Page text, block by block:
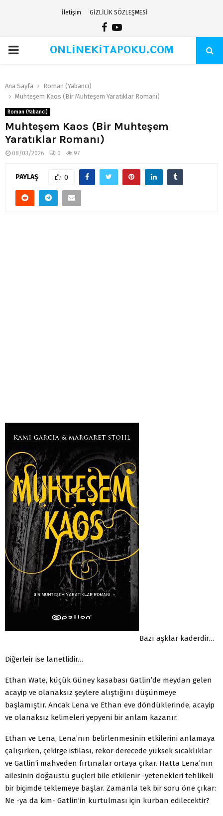
İletişim GİZLİLİK SÖZLEŞMESİ
Facebook
Youtube
PRIMARYONLİNEKİTAPOKU.COM
Ana Sayfa
Roman (Yabancı)
Muhteşem Kaos (Bir Muhteşem Yaratıklar Romanı)
Roman (Yabancı)
Muhteşem Kaos (Bir Muhteşem
Yaratıklar Romanı)
08/03/2026 0 97
PAYLAŞ 0
Bazı aşklar kaderdir…
Diğerleir ise lanetlidir…
Ethan Wate, küçük Güney kasabası Gatlin’de meydan gelen
acayip ve olanaksız şeylere alıştığını düşünmeye
başlamıştır. Ancak Lena ve Ethan eve döndüklerinde, acayip
ve olanaksız kelimeleri yepyeni bir anlam kazanır.
Ethan ve Lena, Lena’nın belirlenmesinin etkilerini anlamaya
çalışırken, çekirge istilası, rekor derecede yüksek sıcaklıklar
ve Gatlin’i mahveden fırtınalar ortaya çıkar. Hatta Lena’nın
ailesinin doğaüstü güçleri bile etkilenir -yetenekleri tehlikeli
bir biçimde teklemeye başlar. Zamanla tek bir soru öne çıkar:
Ne -ya da kim- Gatlin’in kurtulması için kurban edilecektir?